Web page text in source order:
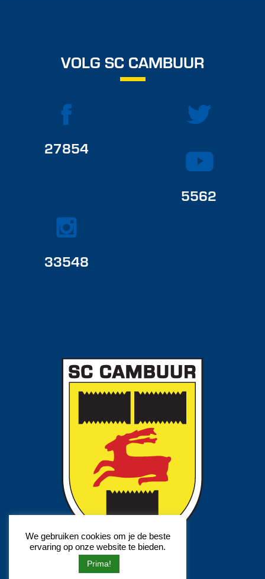
VOLG SC CAMBUUR
27854
5562
33548
We gebruiken cookies om je de beste
ervaring op onze website te bieden.
Prima!